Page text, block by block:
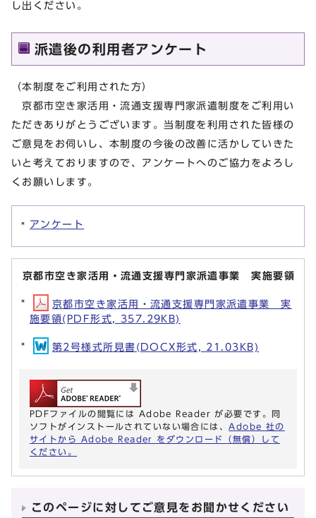
し出ください。
派遣後の利用者アンケート
（本制度をご利用された方）
京都市空き家活用・流通支援専門家派遣制度をご利用い
ただきありがとうございます。当制度を利用された皆様の
ご意見をお伺いし、本制度の今後の改善に活かしていきた
いと考えておりますので、アンケートへのご協力をよろし
くお願いします。
アンケート
京都市空き家活用・流通支援専門家派遣事業 実施要領
京都市空き家活用・流通支援専門家派遣事業 実
施要領(PDF形式, 357.29KB)
第2号様式所見書(DOCX形式, 21.03KB)
PDFファイルの閲覧には Adobe Reader が必要です。同
ソフトがインストールされていない場合には、 Adobe 社の
サイトから Adobe Reader をダウンロード（無償）して
ください。
このページに対してご意見をお聞かせください